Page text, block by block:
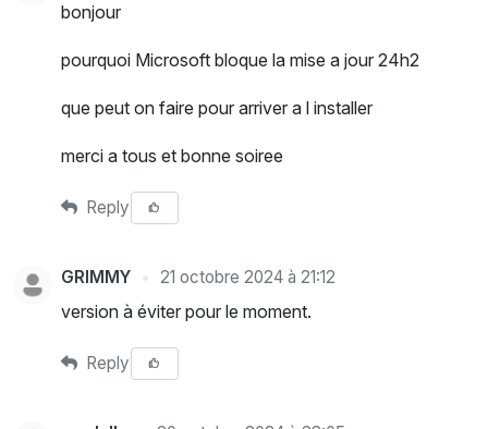
bonjour
pourquoi Microsoft bloque la mise a jour 24h2
que peut on faire pour arriver a l installer
merci a tous et bonne soiree
Reply
GRIMMY 21 octobre 2024 à 21:12
version à éviter pour le moment.
Reply